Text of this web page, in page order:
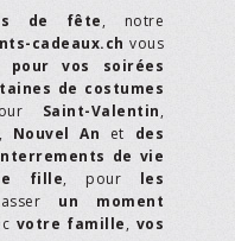
de fête, notre
cadeaux.ch vous
vos soirées
de costumes
Saint-Valentin,
, Nouvel An et des
de vie
fille, pour les
un moment
votre famille, vos